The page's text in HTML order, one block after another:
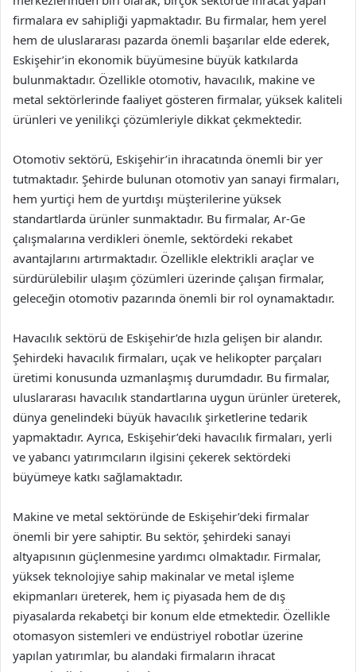
firmalara ev sahipliği yapmaktadır. Bu firmalar, hem yerel
hem de uluslararası pazarda önemli başarılar elde ederek,
Eskişehir’in ekonomik büyümesine büyük katkılarda
bulunmaktadır. Özellikle otomotiv, havacılık, makine ve
metal sektörlerinde faaliyet gösteren firmalar, yüksek kaliteli
ürünleri ve yenilikçi çözümleriyle dikkat çekmektedir.
Otomotiv sektörü, Eskişehir’in ihracatında önemli bir yer
tutmaktadır. Şehirde bulunan otomotiv yan sanayi firmaları,
hem yurtiçi hem de yurtdışı müşterilerine yüksek
standartlarda ürünler sunmaktadır. Bu firmalar, Ar-Ge
çalışmalarına verdikleri önemle, sektördeki rekabet
avantajlarını artırmaktadır. Özellikle elektrikli araçlar ve
sürdürülebilir ulaşım çözümleri üzerinde çalışan firmalar,
geleceğin otomotiv pazarında önemli bir rol oynamaktadır.
Havacılık sektörü de Eskişehir’de hızla gelişen bir alandır.
Şehirdeki havacılık firmaları, uçak ve helikopter parçaları
üretimi konusunda uzmanlaşmış durumdadır. Bu firmalar,
uluslararası havacılık standartlarına uygun ürünler üreterek,
dünya genelindeki büyük havacılık şirketlerine tedarik
yapmaktadır. Ayrıca, Eskişehir’deki havacılık firmaları, yerli
ve yabancı yatırımcıların ilgisini çekerek sektördeki
büyümeye katkı sağlamaktadır.
Makine ve metal sektöründe de Eskişehir’deki firmalar
önemli bir yere sahiptir. Bu sektör, şehirdeki sanayi
altyapısının güçlenmesine yardımcı olmaktadır. Firmalar,
yüksek teknolojiye sahip makinalar ve metal işleme
ekipmanları üreterek, hem iç piyasada hem de dış
piyasalarda rekabetçi bir konum elde etmektedir. Özellikle
otomasyon sistemleri ve endüstriyel robotlar üzerine
yapılan yatırımlar, bu alandaki firmaların ihracat